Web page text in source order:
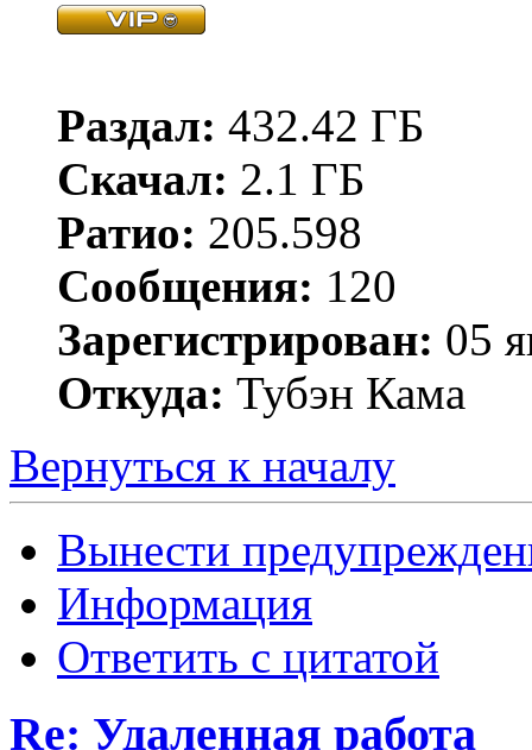
Раздал: 432.42 ГБ
Скачал: 2.1 ГБ
Ратио: 205.598
Сообщения: 120
Зарегистрирован: 05
Откуда: Тубэн Кама
Вернуться к началу
Вынести
Информация
Ответить с цитатой
Re: Удаленная работа